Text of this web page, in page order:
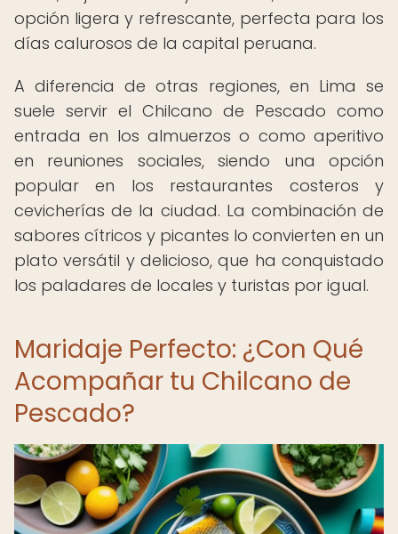
opción ligera y refrescante, perfecta para los
días calurosos de la capital peruana.
A diferencia de otras regiones, en Lima se
suele servir el Chilcano de Pescado como
entrada en los almuerzos o como aperitivo
en reuniones sociales, siendo una opción
popular en los restaurantes costeros y
cevicherías de la ciudad. La combinación de
sabores cítricos y picantes lo convierten en un
plato versátil y delicioso, que ha conquistado
los paladares de locales y turistas por igual.
Maridaje Perfecto: ¿Con Qué
Acompañar tu Chilcano de
Pescado?